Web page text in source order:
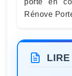
porte en
Rénove
LIRE